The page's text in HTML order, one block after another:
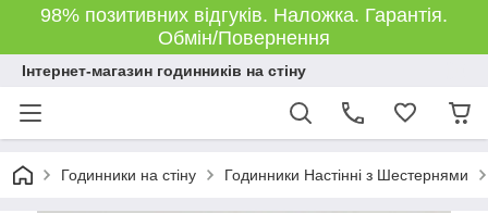
98% позитивних відгуків. Наложка. Гарантія.
Обмін/Повернення
Інтернет-магазин годинників на стіну
Годинники на стіну Годинники Настінні з Шестернями